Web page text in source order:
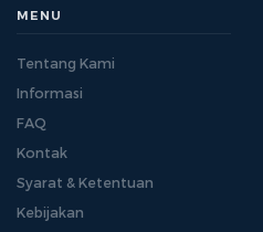
MENU
Tentang Kami
Informasi
FAQ
Kontak
Syarat & Ketentuan
Kebijakan